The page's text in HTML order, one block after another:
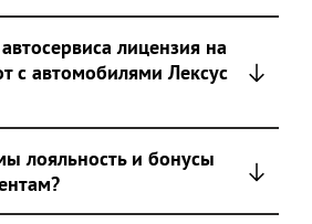
лицензия на
с автомобилями Лексус
лояльность и бонусы